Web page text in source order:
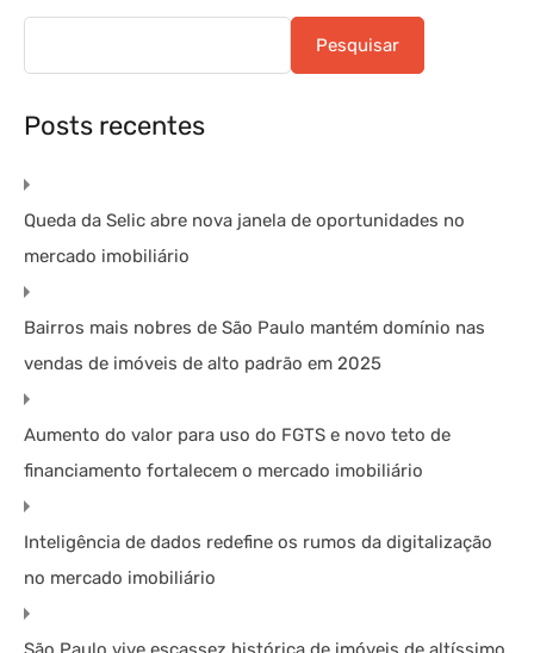
Pesquisar
Posts recentes
Queda da Selic abre nova janela de oportunidades no
mercado imobiliário
Bairros mais nobres de São Paulo mantém domínio nas
vendas de imóveis de alto padrão em 2025
Aumento do valor para uso do FGTS e novo teto de
financiamento fortalecem o mercado imobiliário
Inteligência de dados redefine os rumos da digitalização
no mercado imobiliário